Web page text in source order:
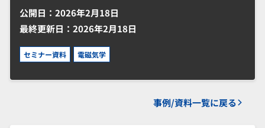
公開日：2026年2月18日
最終更新日：2026年2月18日
セミナー資料 電磁気学
事例/資料一覧に戻る